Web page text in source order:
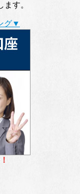
す。
グ▼